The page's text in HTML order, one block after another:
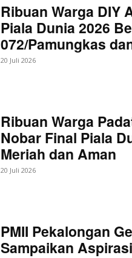
Ribuan Warga DIY
Piala Dunia 2026
072/Pamungkas
20 Juli 2026
Ribuan Warga
Nobar Final Piala
Meriah dan Aman
20 Juli 2026
PMII Pekalongan
Sampaikan